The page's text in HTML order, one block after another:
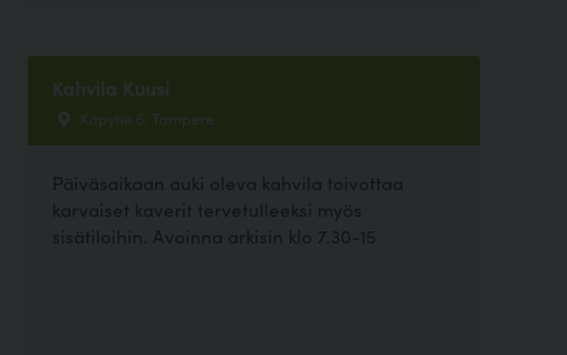
Kahvila Kuusi
Käpytie 6, Tampere
Päiväsaikaan auki oleva kahvila toivottaa
karvaiset kaverit tervetulleeksi myös
sisätiloihin. Avoinna arkisin klo 7.30-15